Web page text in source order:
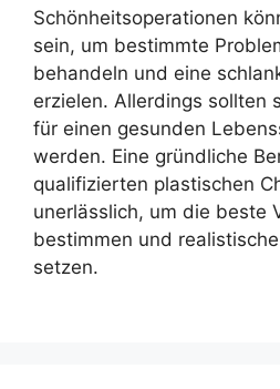
Schönheitsoperationen
sein, um bestimmte
behandeln und eine
erzielen. Allerdings sollten
für einen gesunden
werden. Eine gründliche
qualifizierten plastischen
unerlässlich, um die beste
bestimmen und
setzen.